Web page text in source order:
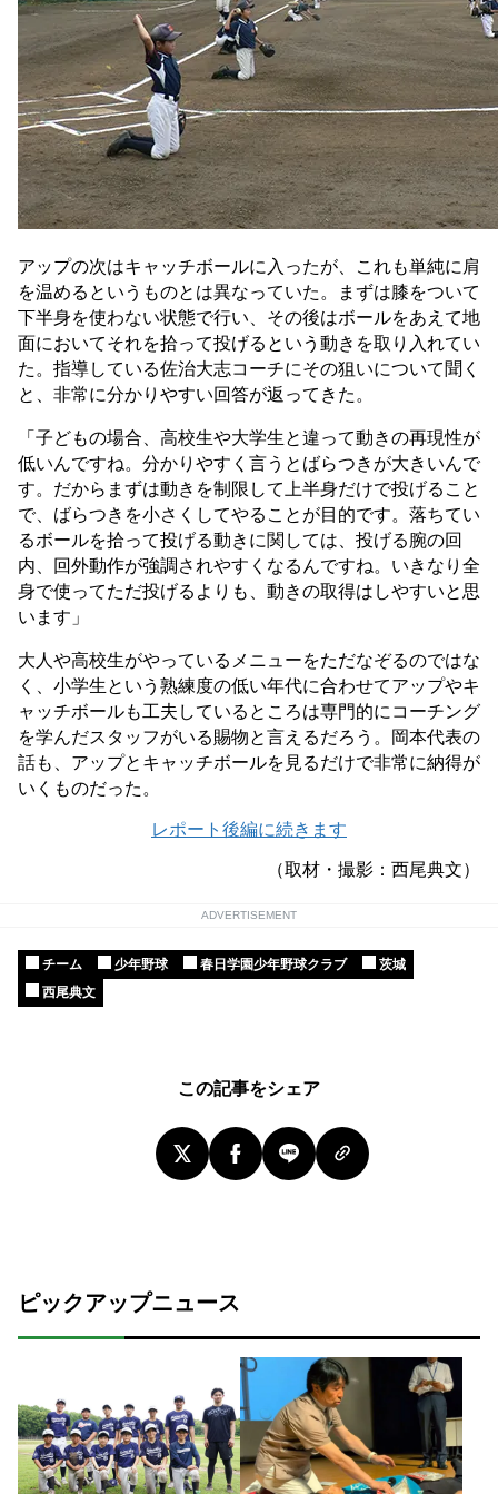
アップの次はキャッチボールに入ったが、これも単純に肩
を温めるというものとは異なっていた。まずは膝をついて
下半身を使わない状態で行い、その後はボールをあえて地
面においてそれを拾って投げるという動きを取り入れてい
た。指導している佐治大志コーチにその狙いについて聞く
と、非常に分かりやすい回答が返ってきた。
「子どもの場合、高校生や大学生と違って動きの再現性が
低いんですね。分かりやすく言うとばらつきが大きいんで
す。だからまずは動きを制限して上半身だけで投げること
で、ばらつきを小さくしてやることが目的です。落ちてい
るボールを拾って投げる動きに関しては、投げる腕の回
内、回外動作が強調されやすくなるんですね。いきなり全
身で使ってただ投げるよりも、動きの取得はしやすいと思
います」
大人や高校生がやっているメニューをただなぞるのではな
く、小学生という熟練度の低い年代に合わせてアップやキ
ャッチボールも工夫しているところは専門的にコーチング
を学んだスタッフがいる賜物と言えるだろう。岡本代表の
話も、アップとキャッチボールを見るだけで非常に納得が
いくものだった。
レポート後編に続きます
（取材・撮影：西尾典文）
ADVERTISEMENT
チーム 少年野球 春日学園少年野球クラブ
茨城
西尾典文
この記事をシェア
ピックアップニュース